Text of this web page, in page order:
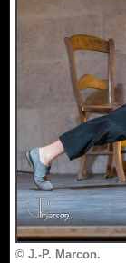
© J.-P. Marcon.